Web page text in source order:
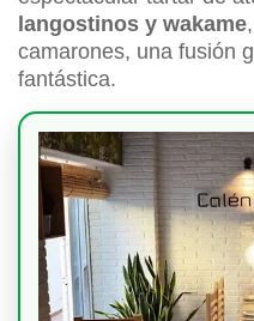
langostinos y wakame
camarones, una fusión
fantástica.